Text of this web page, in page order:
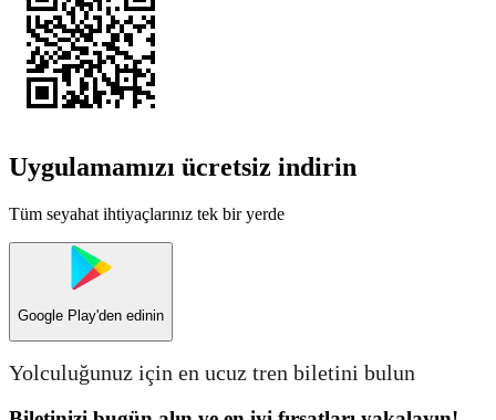
Uygulamamızı ücretsiz indirin
Tüm seyahat ihtiyaçlarınız tek bir yerde
Google Play'den edinin
Yolculuğunuz için en ucuz tren biletini bulun